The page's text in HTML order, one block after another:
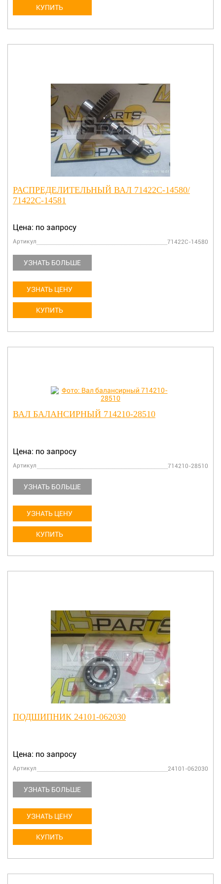
КУПИТЬ
РАСПРЕДЕЛИТЕЛЬНЫЙ ВАЛ 71422C-14580/
71422C-14581
Цена: по запросу
Артикул 71422C-14580
УЗНАТЬ БОЛЬШЕ
УЗНАТЬ ЦЕНУ
КУПИТЬ
ВАЛ БАЛАНСИРНЫЙ 714210-28510
Цена: по запросу
Артикул 714210-28510
УЗНАТЬ БОЛЬШЕ
УЗНАТЬ ЦЕНУ
КУПИТЬ
ПОДШИПНИК 24101-062030
Цена: по запросу
Артикул 24101-062030
УЗНАТЬ БОЛЬШЕ
УЗНАТЬ ЦЕНУ
КУПИТЬ